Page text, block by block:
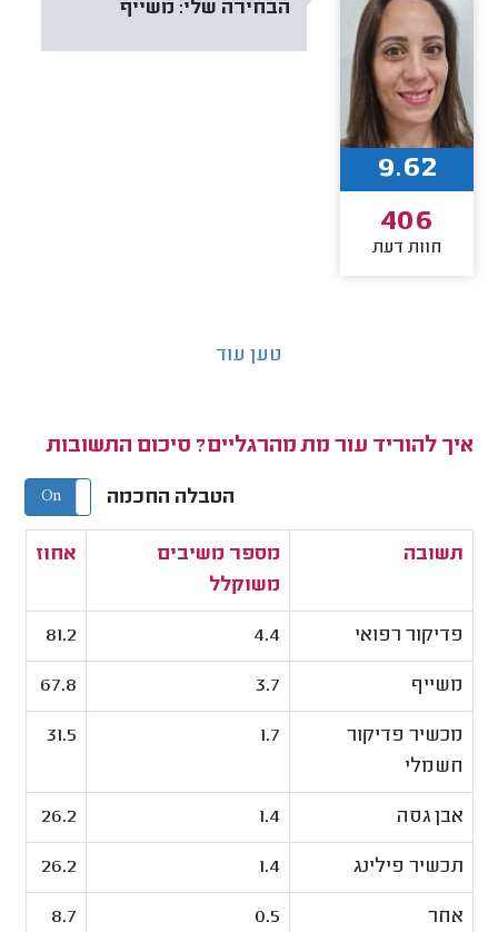
הבחירה שלי: משייף
9.62
406
חוות דעת
טען עוד
איך להוריד עור מת מהרגליים? סיכום התשובות
הטבלה החכמה On Off
תשובה
מספר משיבים
משוקלל
אחוז
פדיקור רפואי 4.4
81.2
משייף 3.7
67.8
מכשיר פדיקור
חשמלי
1.7
31.5
אבן גסה 1.4
26.2
תכשיר פילינג 1.4
26.2
אחר 0.5
8.7